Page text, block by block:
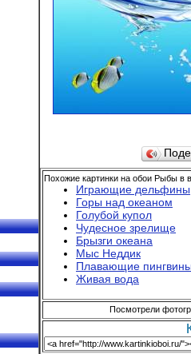
Похожие картинки на обои Рыбы в
Играющие дельфины
Горы над океаном
Голубой купол
Чудесное зрелище
Брызги океана
Мыс Неддик
Плавающие
Живая вода
Посмотрели